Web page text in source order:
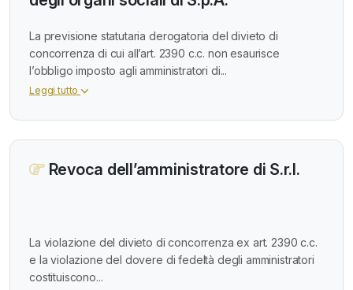
La previsione statutaria derogatoria del divieto di
concorrenza di cui all’art. 2390 c.c. non esaurisce
l’obbligo imposto agli amministratori di...
Leggi tutto
Revoca dell’amministratore di S.r.l.
La violazione del divieto di concorrenza ex art. 2390 c.c.
e la violazione del dovere di fedeltà degli amministratori
costituiscono...